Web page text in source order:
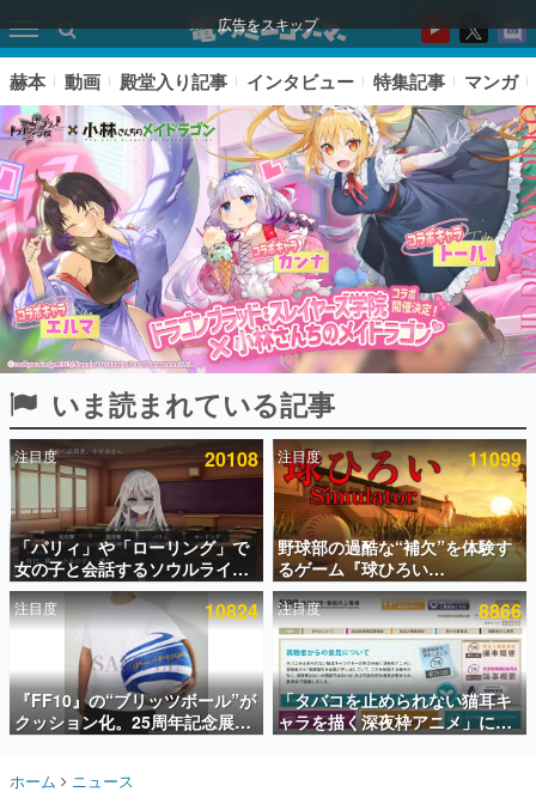
広告をスキップ
ピックアップ
電ファミのいま読まれている記事ランキング
アプリセール情報
インタビュー
連載・特集一覧
殿堂入り記事
SNS拡散数が数千以上！ ページビュー数万以上！ などな
ど。多くの人々に読まれた、電ファミ渾身の“殿堂入り”記
事をまとめました。
名作ゲームクリエイターの方々に製作時のエピソードをお
赫本 動画 殿堂入り記事 インタビュー 特集記事 マンガ
いま読まれている記事
注目度 20108
「パリィ」や「ローリング」で
女の子と会話するソウルライク
恋愛ゲーム『小早川さんはソウ
ルライク』無料公開。返事に失
敗すると「YOU DIED」
注目度 11099
野球部の過酷な“補欠”を体験す
るゲーム『球ひろい
Simulator』が「1件」のウィッ
シュリストをもとにチェコ語に
対応しSNSで話題に。『キング
ダム・カム』開発元やチェコの
プロ野球選手から称賛の声
注目度 10824
『FF10』の“ブリッツボール”が
クッション化。25周年記念展
「FINAL FANTASY X
ズ情報が一部公開
注目度 8866
「タバコを止められない猫耳キ
ャラを描く深夜枠アニメ」に視
聴者の一部から批判意見。違法
ホーム ニュース